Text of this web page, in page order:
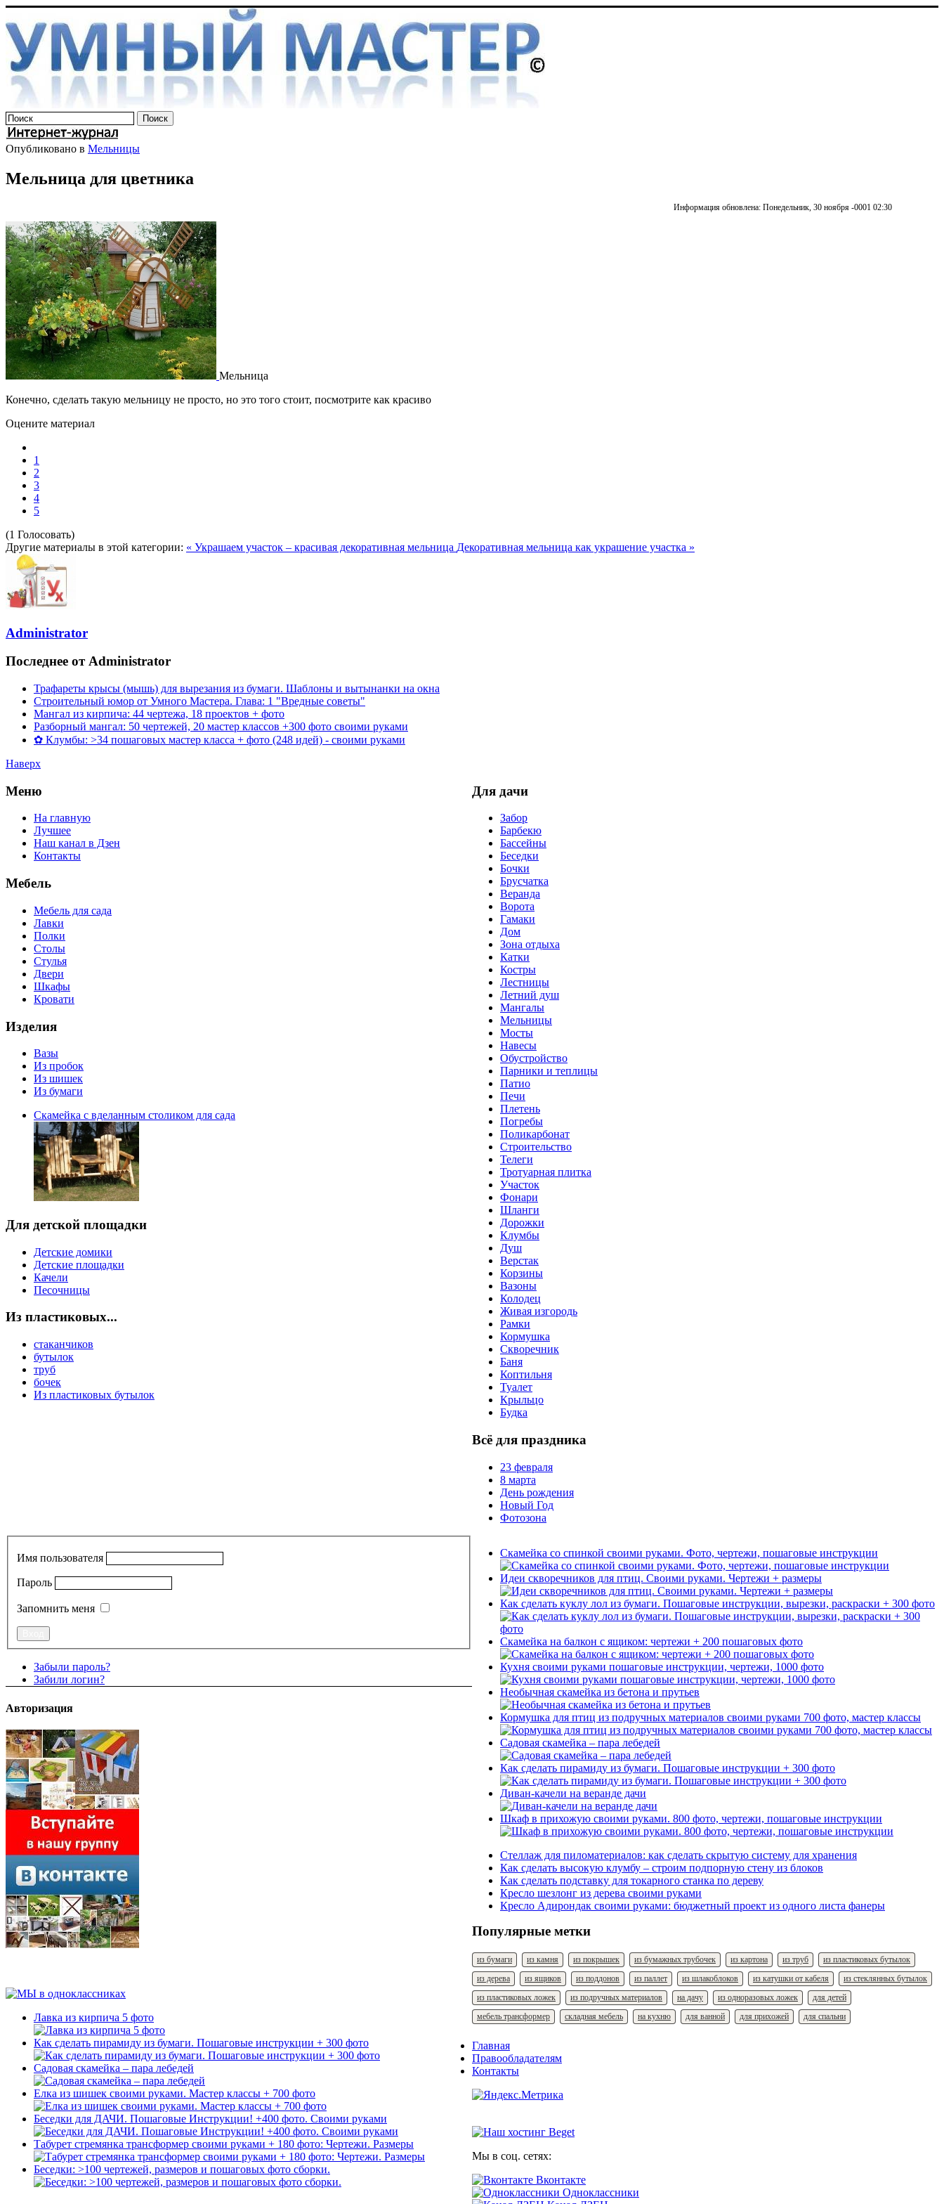
Опубликовано в Мельницы
Мельница для цветника
Информация обновлена: Понедельник, 30 ноября -0001 02:30
Мельница
Конечно, сделать такую мельницу не просто, но это того стоит, посмотрите как красиво
Оцените материал
1
2
3
4
5
(1 Голосовать)
Другие материалы в этой категории: « Украшаем участок – красивая декоративная мельница Декоративная мельница как украшение участка »
Administrator
Последнее от Administrator
Трафареты крысы (мышь) для вырезания из бумаги. Шаблоны и вытынанки на окна
Строительный юмор от Умного Мастера. Глава: 1 "Вредные советы"
Мангал из кирпича: 44 чертежа, 18 проектов + фото
Разборный мангал: 50 чертежей, 20 мастер классов +300 фото своими руками
✿ Клумбы: >34 пошаговых мастер класса + фото (248 идей) - своими руками
Наверх
Меню
На главную
Лучшее
Наш канал в Дзен
Контакты
Мебель
Мебель для сада
Лавки
Полки
Столы
Стулья
Двери
Шкафы
Кровати
Изделия
Вазы
Из пробок
Из шишек
Из бумаги
Скамейка с вделанным столиком для сада
Для детской площадки
Детские домики
Детские площадки
Качели
Песочницы
Из пластиковых...
стаканчиков
бутылок
труб
бочек
Из пластиковых бутылок
Для дачи
Забор
Барбекю
Бассейны
Беседки
Бочки
Брусчатка
Веранда
Ворота
Гамаки
Дом
Зона отдыха
Катки
Костры
Лестницы
Летний душ
Мангалы
Мельницы
Мосты
Навесы
Обустройство
Парники и теплицы
Патио
Печи
Плетень
Погребы
Поликарбонат
Строительство
Телеги
Тротуарная плитка
Участок
Фонари
Шланги
Дорожки
Клумбы
Душ
Верстак
Корзины
Вазоны
Колодец
Живая изгородь
Рамки
Кормушка
Скворечник
Баня
Коптильня
Туалет
Крыльцо
Будка
Всё для праздника
23 февраля
8 марта
День рождения
Новый Год
Фотозона
Имя пользователя
Пароль
Запомнить меня
Забыли пароль?
Забили логин?
Авторизация
Лавка из кирпича 5 фото
Как сделать пирамиду из бумаги. Пошаговые инструкции + 300 фото
Садовая скамейка – пара лебедей
Елка из шишек своими руками. Мастер классы + 700 фото
Беседки для ДАЧИ. Пошаговые Инструкции! +400 фото. Своими руками
Табурет стремянка трансформер своими руками + 180 фото: Чертежи. Размеры
Беседки: >100 чертежей, размеров и пошаговых фото сборки.
Скамейка со спинкой своими руками. Фото, чертежи, пошаговые инструкции
Идеи скворечников для птиц. Своими руками. Чертежи + размеры
Как сделать куклу лол из бумаги. Пошаговые инструкции, вырезки, раскраски + 300 фото
Скамейка на балкон с ящиком: чертежи + 200 пошаговых фото
Кухня своими руками пошаговые инструкции, чертежи, 1000 фото
Необычная скамейка из бетона и прутьев
Кормушка для птиц из подручных материалов своими руками 700 фото, мастер классы
Садовая скамейка – пара лебедей
Как сделать пирамиду из бумаги. Пошаговые инструкции + 300 фото
Диван-качели на веранде дачи
Шкаф в прихожую своими руками. 800 фото, чертежи, пошаговые инструкции
Стеллаж для пиломатериалов: как сделать скрытую систему для хранения
Как сделать высокую клумбу – строим подпорную стену из блоков
Как сделать подставку для токарного станка по дереву
Кресло шезлонг из дерева своими руками
Кресло Адирондак своими руками: бюджетный проект из одного листа фанеры
Популярные метки
из бумаги из камня из покрышек из бумажных трубочек из картона из труб
из пластиковых бутылок
из дерева
из ящиков из поддонов из паллет из шлакоблоков из катушки от кабеля
из стеклянных бутылок
из пластиковых ложек
из подручных материалов на дачу из одноразовых ложек
для детей
мебель трансформер
складная мебель на кухню для ванной для прихожей для спальни
Главная
Правообладателям
Контакты
Мы в соц. сетях:
Вконтакте
Одноклассники